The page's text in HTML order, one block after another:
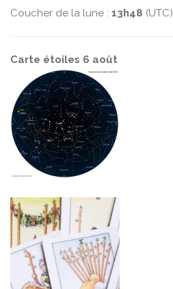
Coucher de la lune : 13h48 (UTC)
Carte étoiles 6 août